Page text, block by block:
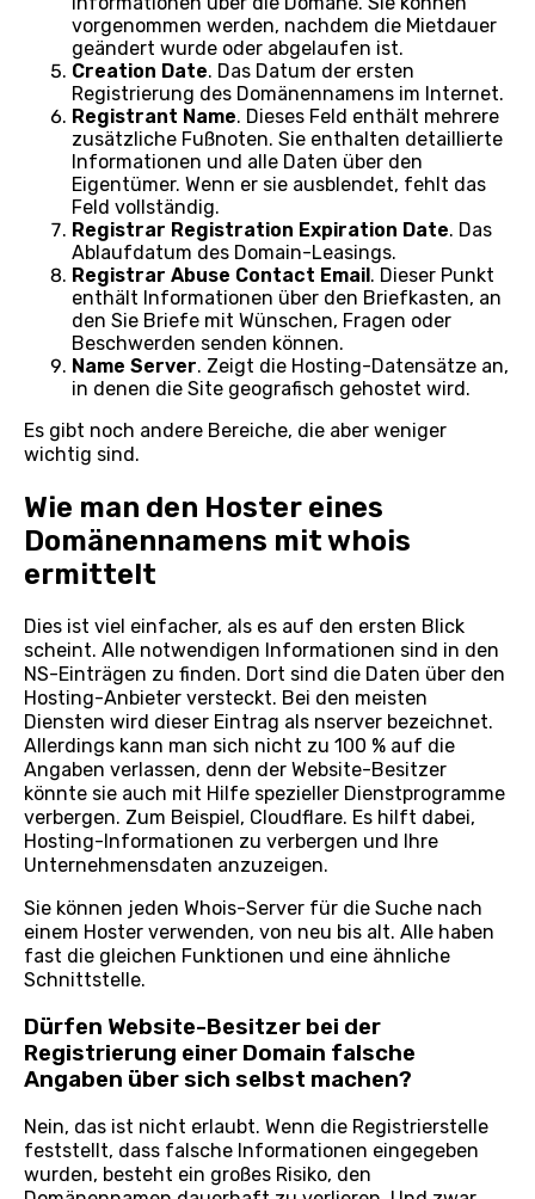
vorgenommen werden, nachdem die Mietdauer
geändert wurde oder abgelaufen ist.
Creation Date. Das Datum der ersten
Registrierung des Domänennamens im Internet.
Registrant Name. Dieses Feld enthält mehrere
zusätzliche Fußnoten. Sie enthalten detaillierte
Informationen und alle Daten über den
Eigentümer. Wenn er sie ausblendet, fehlt das
Feld vollständig.
Registrar Registration Expiration Date. Das
Ablaufdatum des Domain-Leasings.
Registrar Abuse Contact Email. Dieser Punkt
enthält Informationen über den Briefkasten, an
den Sie Briefe mit Wünschen, Fragen oder
Beschwerden senden können.
Name Server. Zeigt die Hosting-Datensätze an,
in denen die Site geografisch gehostet wird.
Es gibt noch andere Bereiche, die aber weniger
wichtig sind.
Wie man den Hoster eines
Domänennamens mit whois
ermittelt
Dies ist viel einfacher, als es auf den ersten Blick
scheint. Alle notwendigen Informationen sind in den
NS-Einträgen zu finden. Dort sind die Daten über den
Hosting-Anbieter versteckt. Bei den meisten
Diensten wird dieser Eintrag als nserver bezeichnet.
Allerdings kann man sich nicht zu 100 % auf die
Angaben verlassen, denn der Website-Besitzer
könnte sie auch mit Hilfe spezieller Dienstprogramme
verbergen. Zum Beispiel, Cloudflare. Es hilft dabei,
Hosting-Informationen zu verbergen und Ihre
Unternehmensdaten anzuzeigen.
Sie können jeden Whois-Server für die Suche nach
einem Hoster verwenden, von neu bis alt. Alle haben
fast die gleichen Funktionen und eine ähnliche
Schnittstelle.
Dürfen Website-Besitzer bei der
Registrierung einer Domain falsche
Angaben über sich selbst machen?
Nein, das ist nicht erlaubt. Wenn die Registrierstelle
feststellt, dass falsche Informationen eingegeben
wurden, besteht ein großes Risiko, den